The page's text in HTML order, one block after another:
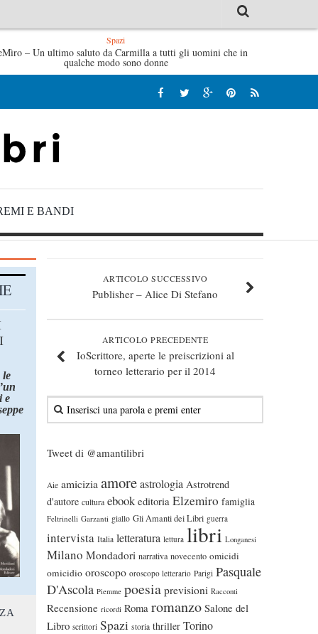
De André – Jan Gaggetta Tutte le mattine di Sybil –
Spazi
– Un ultimo saluto da Carmilla a tutti gli uomini che in
qualche modo sono donne
E BANDI
ARTICOLO SUCCESSIVO
Publisher – Alice Di Stefano
ARTICOLO PRECEDENTE
IoScrittore, aperte le preiscrizioni al
torneo letterario per il 2014
Tweet di @amantilibri
Aie amicizia amoreastrologia Astrotrend
d'autore cultura ebook editoria Elzemiro famiglia
Feltrinelli Garzanti giallo Gli Amanti dei Libri guerra
intervista Italia letteratura lettura libri Longanesi
Milano Mondadori narrativa novecento omicidi
omicidio oroscopo oroscopo letterario Parigi Pasquale
D'Ascola Piemme poesia previsioni Racconti
Recensione ricordi Roma romanzo Salone del
Libro scrittori Spazi storia thriller Torino
le
e